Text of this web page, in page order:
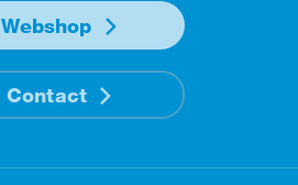
Webshop
Contact